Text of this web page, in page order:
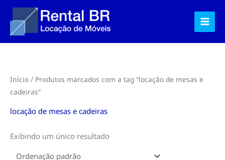
para
conteúdo
Início / Produtos marcados com a tag “locação de mesas e
cadeiras”
locação de mesas e cadeiras
Exibindo um único resultado